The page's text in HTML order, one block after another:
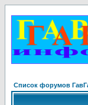
Список форумов